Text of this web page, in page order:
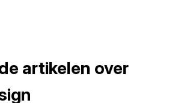
artikelen over